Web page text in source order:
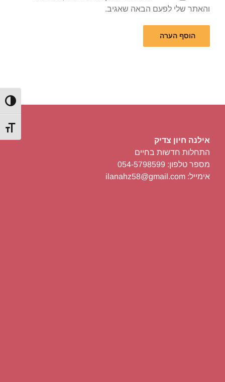
מתג
והאתר שלי לפעם הבאה שאגיב.
אילנה חיון צדיק
התחלות חדשות בחיים
מספר טלפון: 054-5798599
אימייל: ilanahz58@gmail.com